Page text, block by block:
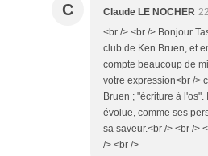
C Claude LE NOCHER
<br /> <br /> Bonjour
club de Ken Bruen, et
compte beaucoup de
votre expression<br />
Bruen ; "écriture à
évolue, comme ses
sa saveur.<br /> <br />
/> <br />